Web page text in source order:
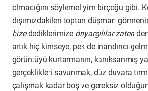
olmadığını söylemeliyim birçoğu gibi.
dışımızdakileri toptan düşman
bizedediklerimize önyargılılar zaten
artık hiç kimseye, pek de inandırıcı
görüntüyü kurtarmanın, kanıksanmış
gerçeklikleri savunmak, düz duvara
çalışmak kadar boş ve gereksiz